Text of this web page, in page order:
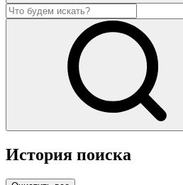
История поиска